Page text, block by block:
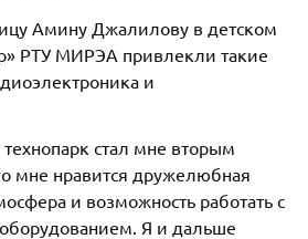
Амину Джалилову в детском
РТУ МИРЭА привлекли такие
и
стал мне вторым
мне нравится дружелюбная
и возможность работать с
Я и дальше